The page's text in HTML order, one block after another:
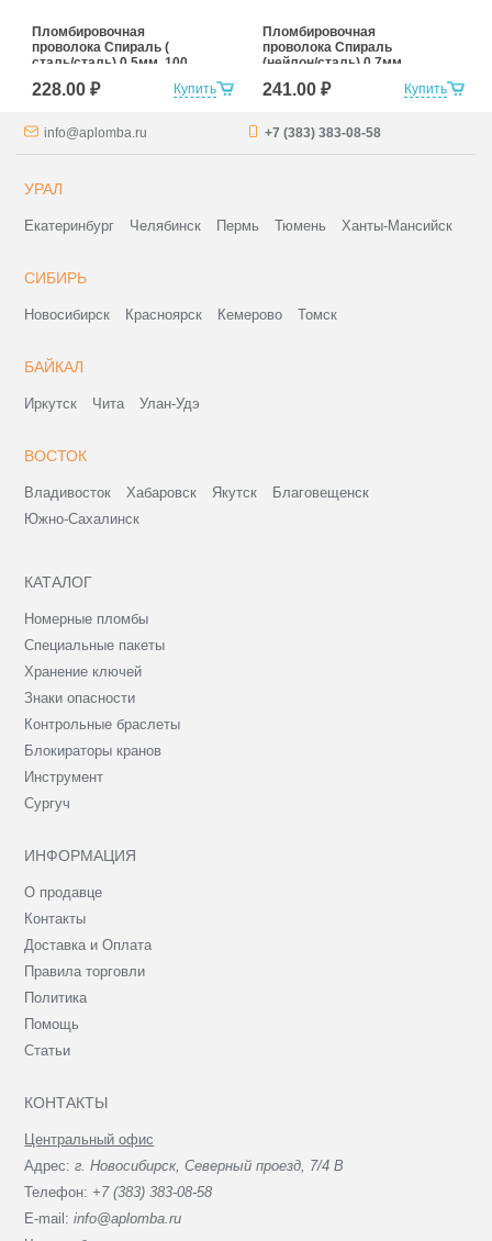
Купить
Пломбировочная
проволока Спираль (
сталь/сталь) 0,5мм, 100
228.00 ₽ Купить
Пломбировочная
проволока Спираль
(нейлон/сталь) 0,7мм,
241.00 ₽
info@aplomba.ru +7 (383) 383-08-58
УРАЛ
Екатеринбург Челябинск Пермь Тюмень Ханты-Мансийск
СИБИРЬ
Новосибирск Красноярск Кемерово Томск
БАЙКАЛ
Иркутск Чита Улан-Удэ
ВОСТОК
Владивосток Хабаровск Якутск
Благовещенск
Южно-Сахалинск
КАТАЛОГ
Номерные пломбы
Специальные пакеты
Хранение ключей
Знаки опасности
Контрольные браслеты
Блокираторы кранов
Инструмент
Сургуч
ИНФОРМАЦИЯ
О продавце
Контакты
Доставка и Оплата
Правила торговли
Политика
Помощь
Статьи
КОНТАКТЫ
Центральный офис
Адрес:г. Новосибирск, Северный проезд, 7/4 В
Телефон: +7 (383) 383-08-58
E-mail:info@aplomba.ru